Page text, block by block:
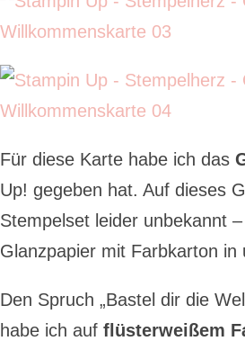
Für diese Karte habe ich das
Up! gegeben hat. Auf dieses
Stempelset leider unbekannt
Glanzpapier mit Farbkarton in
Den Spruch „Bastel dir die
habe ich aufflüsterweißem